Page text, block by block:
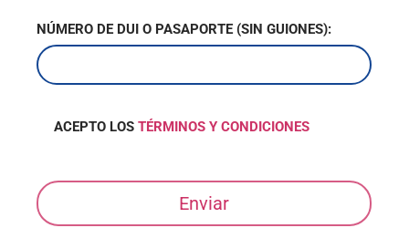
NÚMERO DE DUI O PASAPORTE (SIN GUIONES):
ACEPTO LOS TÉRMINOS Y CONDICIONES